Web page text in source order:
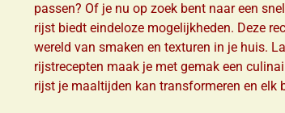
passen? Of je nu op zoek bent naar een
rijst biedt eindeloze mogelijkheden. Deze
wereld van smaken en texturen in je huis.
rijstrecepten maak je met gemak een
rijst je maaltijden kan transformeren en elk